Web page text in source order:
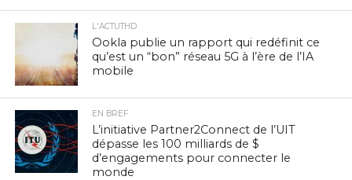
L'ACTUTHD
Ookla publie un rapport qui redéfinit ce
qu’est un “bon” réseau 5G à l’ère de l’IA
mobile
EN BREF
L’initiative Partner2Connect de l’UIT
dépasse les 100 milliards de $
d’engagements pour connecter le
monde